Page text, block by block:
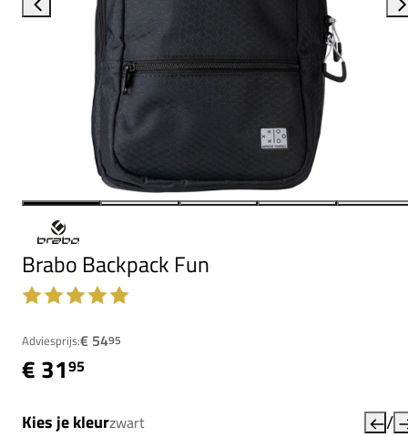
Brabo Backpack Fun
Adviesprijs:€ 5495
€ 3195
Kies je kleurzwart /